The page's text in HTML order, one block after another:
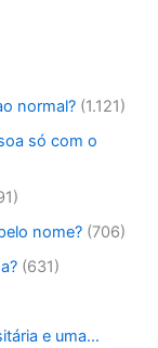
normal? (1.121)
só com o
nome? (706)
(631)
e uma…